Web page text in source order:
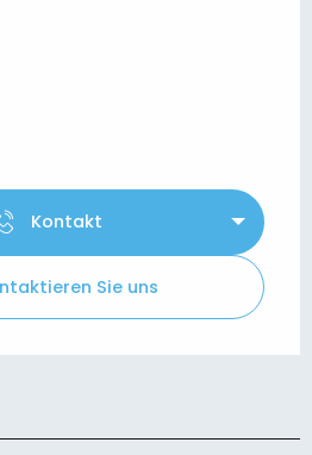
Kontakt
Sie uns